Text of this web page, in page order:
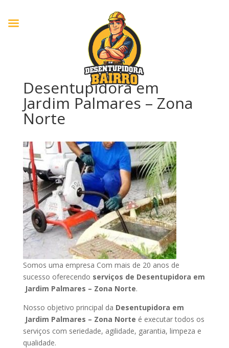
Desentupidora em
Jardim Palmares – Zona
Norte
Somos uma empresa Com mais de 20 anos de
sucesso oferecendo serviços de Desentupidora em
Jardim Palmares – Zona Norte.
Nosso objetivo principal da Desentupidora em
Jardim Palmares – Zona Norte é executar todos os
serviços com seriedade, agilidade, garantia, limpeza e
qualidade.